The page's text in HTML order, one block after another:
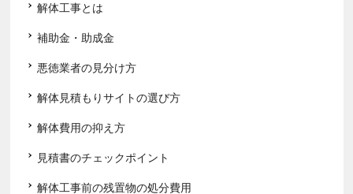
解体工事とは
補助金・助成金
悪徳業者の見分け方
解体見積もりサイトの選び方
解体費用の抑え方
見積書のチェックポイント
解体工事前の残置物の処分費用